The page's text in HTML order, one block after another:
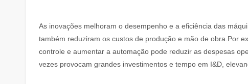
ferramenta crítica na fabricação moderna. Quer você seja proprietário
As inovações melhoram o desempenho e a eficiência das
também reduziram os custos de produção e mão de obra.Por
controle e aumentar a automação pode reduzir as despesas
vezes provocam grandes investimentos e tempo em I&D,